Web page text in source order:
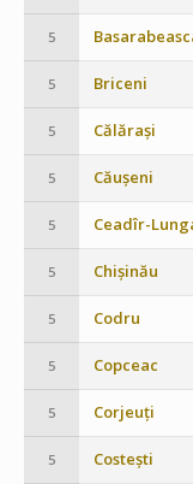
5
5 Briceni
5 Călărași
5 Căușeni
5 Ceadîr-
5 Chișinău
5 Codru
5 Copceac
5 Corjeuți
5 Costești